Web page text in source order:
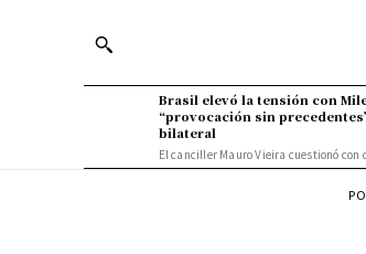
Brasil elevó la tensión con
“provocación sin
bilateral
El canciller Mauro Vieira cuestionó con